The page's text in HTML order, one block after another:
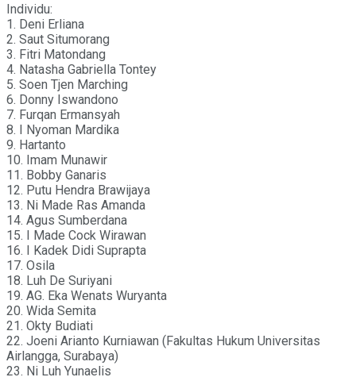
Individu:
1. Deni Erliana
2. Saut Situmorang
3. Fitri Matondang
4. Natasha Gabriella Tontey
5. Soen Tjen Marching
6. Donny Iswandono
7. Furqan Ermansyah
8. I Nyoman Mardika
9. Hartanto
10. Imam Munawir
11. Bobby Ganaris
12. Putu Hendra Brawijaya
13. Ni Made Ras Amanda
14. Agus Sumberdana
15. I Made Cock Wirawan
16. I Kadek Didi Suprapta
17. Osila
18. Luh De Suriyani
19. AG. Eka Wenats Wuryanta
20. Wida Semita
21. Okty Budiati
22. Joeni Arianto Kurniawan (Fakultas Hukum Universitas
Airlangga, Surabaya)
23. Ni Luh Yunaelis